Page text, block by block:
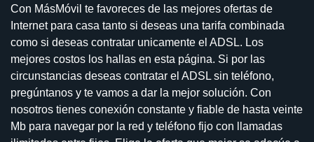
Con MásMóvil te favoreces de las mejores ofertas de
Internet para casa tanto si deseas una tarifa combinada
como si deseas contratar unicamente el ADSL. Los
mejores costos los hallas en esta página. Si por las
circunstancias deseas contratar el ADSL sin teléfono,
pregúntanos y te vamos a dar la mejor solución. Con
nosotros tienes conexión constante y fiable de hasta veinte
Mb para navegar por la red y teléfono fijo con llamadas